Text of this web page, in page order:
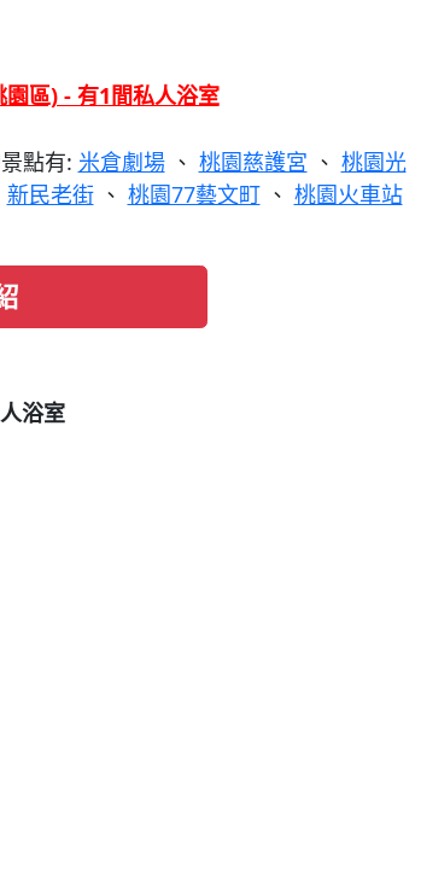
區) - 有1間私人浴室
點有: 米倉劇場、 桃園慈護宮 、 桃園光
新民老街、 桃園77藝文町、 桃園火車站
浴室